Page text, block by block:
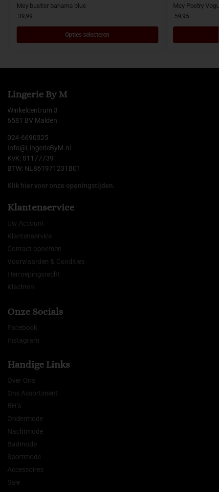
Mey bustier bahama blue
39,99
Opties selecteren
Mey Poetry
59,95
Lingerie By M
Winkelcentrum 3
6581 BV Malden
024-6690325
Info@LingerieByM.nl
KvK: 81177739
BTW: NL861971231B01
Klik hier voor onze openingstijden.
Klantenservice
Uw Account
Klantenservice
Contact opnemen
Voorwaarden & Condities
Herroepingsrecht
Klachten
Onze Socials
Facebook
Instagram
Handige Links
Over Ons
Ons Assortiment
BH’s
Ondermode
Nachtmode
Badmode
Sportmode
Accessoires
Sale